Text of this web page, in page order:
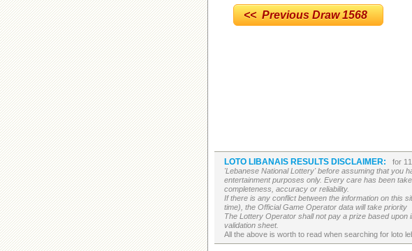
<< Previous Draw 1568
LOTO LIBANAIS RESULTS DISCLAIMER:
'Lebanese National Lottery' before assuming that you
entertainment purposes only. Every care has been
completeness, accuracy or reliability.
If there is any conflict between the information on this
time), the Official Game Operator data will take priority
The Lottery Operator shall not pay a prize based
validation sheet.